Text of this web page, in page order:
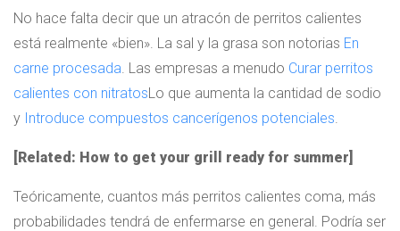
No hace falta decir que un atracón de perritos calientes
está realmente «bien». La sal y la grasa son notorias En
carne procesada. Las empresas a menudo Curar perritos
calientes con nitratosLo que aumenta la cantidad de sodio
y Introduce compuestos cancerígenos potenciales.
[Related: How to get your grill ready for summer]
Teóricamente, cuantos más perritos calientes coma, más
probabilidades tendrá de enfermarse en general. Podría ser